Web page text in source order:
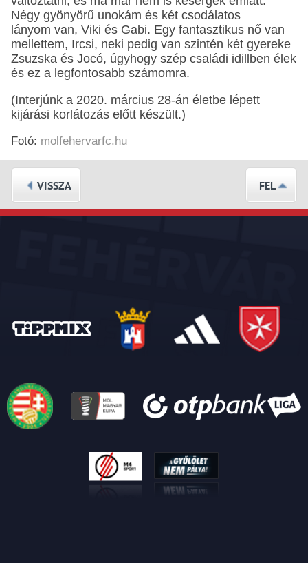
Négy gyönyörű unokám és két csodálatos
lányom van, Viki és Gabi. Egy fantasztikus nő van
mellettem, Ircsi, neki pedig van szintén két gyereke
Zsuzska és Jocó, úgyhogy szép családi idillben élek
és ez a legfontosabb számomra.
(Interjúnk a 2020. március 28-án életbe lépett
kijárási korlátozás előtt készült.)
Fotó: molfehervarfc.hu
VISSZA FEL